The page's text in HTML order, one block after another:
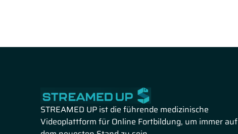
STREAMED UP ist die führende medizinische
Videoplattform für Online Fortbildung, um immer auf